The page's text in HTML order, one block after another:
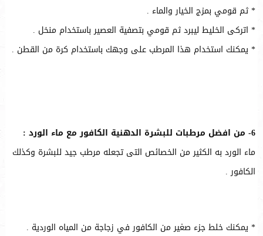
* ثم قومي بمزج الخيار والماء .
* اتركى الخليط ليبرد ثم قومي بتصفية العصير باستخدام منخل .
* يمكنك استخدام هذا المرطب على وجهك باستخدام كرة من القطن .
6- من افضل مرطبات للبشرة الدهنية الكافور مع ماء الورد :
ماء الورد به الكثير من الخصائص التى تجعله مرطب جيد للبشرة وكذلك
الكافور .
* يمكنك خلط جزء صغير من الكافور في زجاجة من المياه الوردية .